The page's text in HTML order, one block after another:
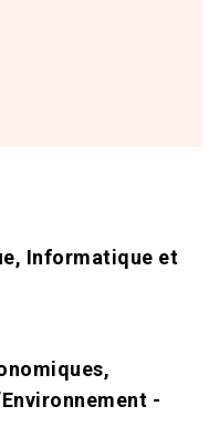
Informatique et
-